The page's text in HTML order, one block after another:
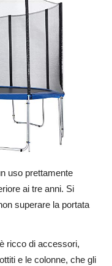
uso prettamente
ai tre anni. Si
superare la portata
ricco di accessori,
e le colonne, che gli